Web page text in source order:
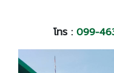
โทร : 099-